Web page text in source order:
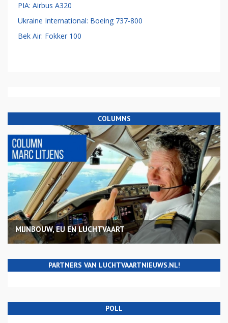
PIA: Airbus A320
Ukraine International: Boeing 737-800
Bek Air: Fokker 100
COLUMNS
MIJNBOUW, EU EN LUCHTVAART
PARTNERS VAN LUCHTVAARTNIEUWS.NL!
POLL